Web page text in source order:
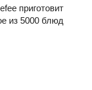
приготовит
из 5000 блюд